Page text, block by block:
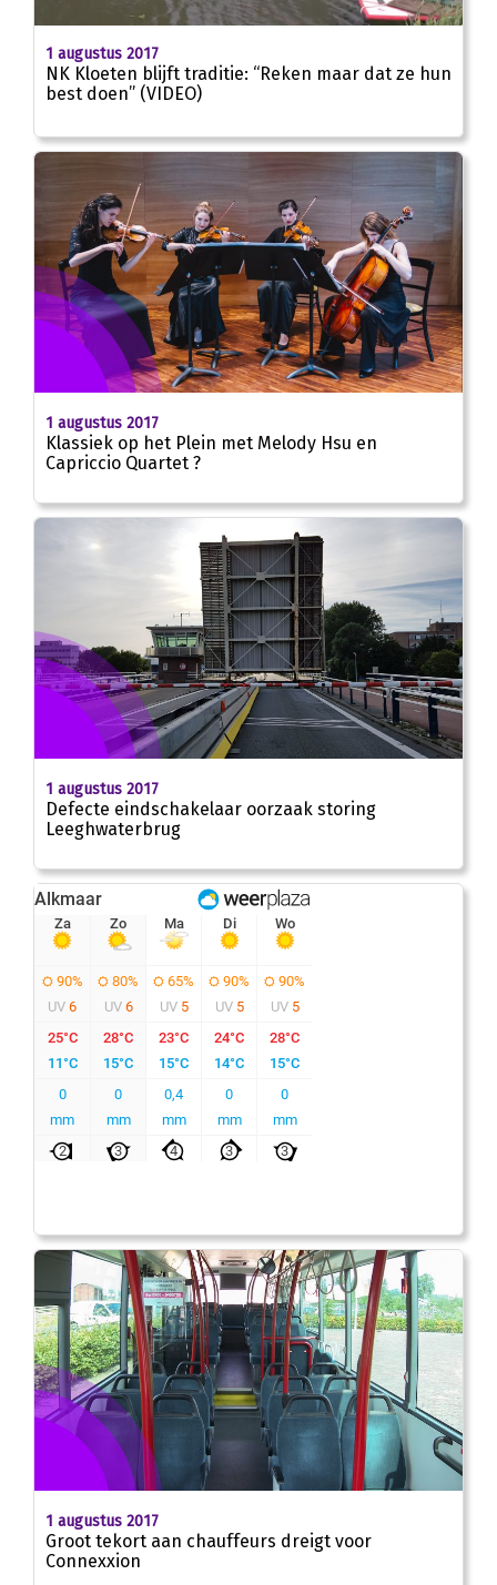
1 augustus 2017
NK Kloeten blijft traditie: “Reken maar dat ze hun
best doen” (VIDEO)
1 augustus 2017
Klassiek op het Plein met Melody Hsu en
Capriccio Quartet ?
1 augustus 2017
Defecte eindschakelaar oorzaak storing
Leeghwaterbrug
1 augustus 2017
Groot tekort aan chauffeurs dreigt voor
Connexxion